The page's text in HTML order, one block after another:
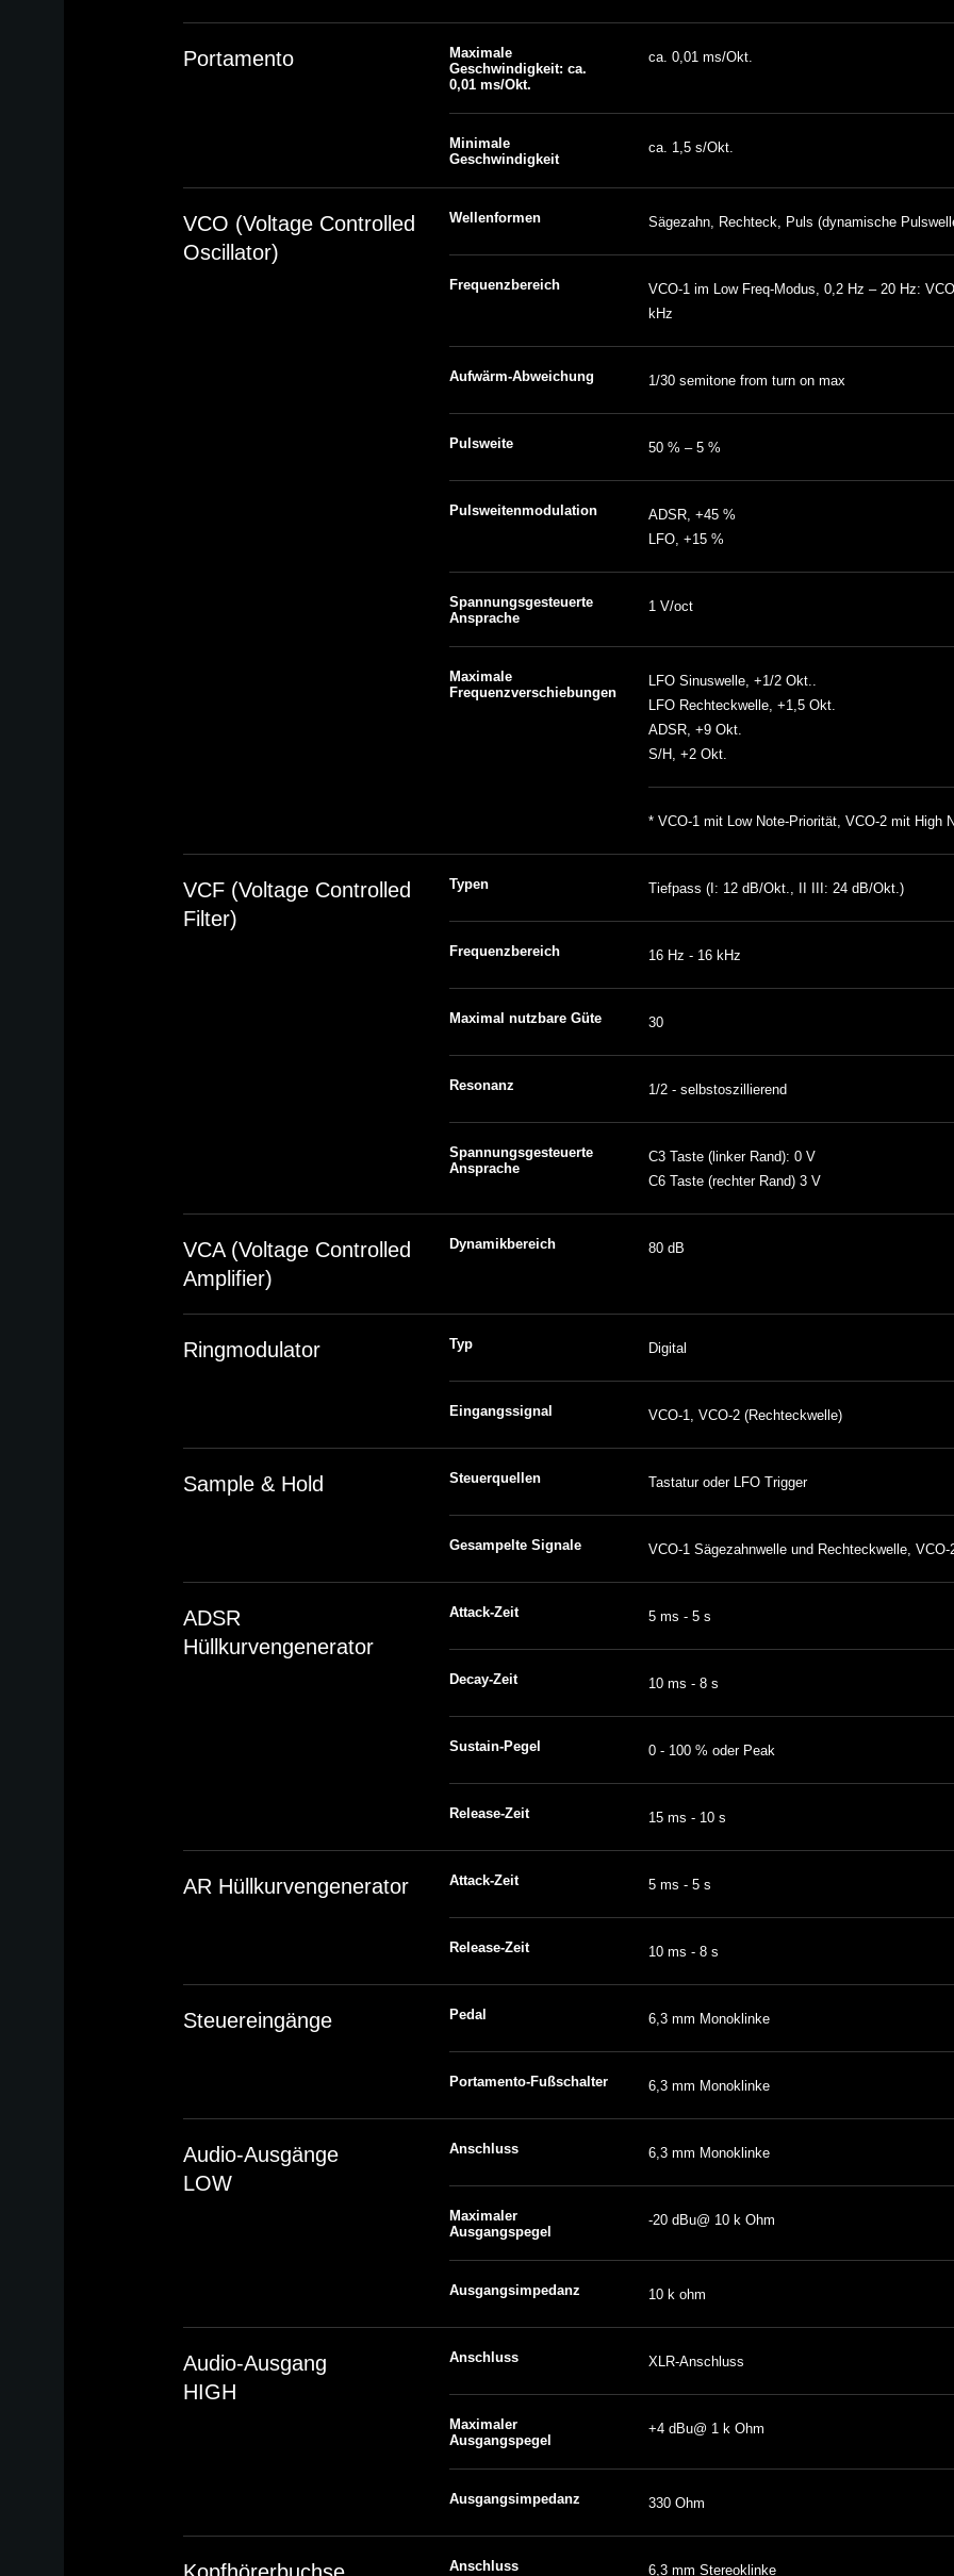
Portamento
Maximale
Geschwindigkeit: ca.
0,01 ms/Okt.
ca. 0,01 ms/Okt.
Minimale
Geschwindigkeit
ca. 1,5 s/Okt.
VCO (Voltage Controlled
Oscillator)
Wellenformen Sägezahn, Rechteck, Puls (dynamische
Frequenzbereich
VCO-1 im Low Freq-Modus, 0,2 Hz – 20 Hz:
kHz
Aufwärm-Abweichung 1/30 semitone from turn on max
Pulsweite 50 % – 5 %
Pulsweitenmodulation
ADSR, +45 %
LFO, +15 %
Spannungsgesteuerte
Ansprache
1 V/oct
Maximale
Frequenzverschiebungen
LFO Sinuswelle, +1/2 Okt..
LFO Rechteckwelle, +1,5 Okt.
ADSR, +9 Okt.
S/H, +2 Okt.
* VCO-1 mit Low Note-Priorität, VCO-2 mit High
VCF (Voltage Controlled
Filter)
Typen Tiefpass (I: 12 dB/Okt., II III: 24 dB/Okt.)
Frequenzbereich 16 Hz - 16 kHz
Maximal nutzbare Güte 30
Resonanz 1/2 - selbstoszillierend
Spannungsgesteuerte
Ansprache
C3 Taste (linker Rand): 0 V
C6 Taste (rechter Rand) 3 V
VCA (Voltage Controlled
Amplifier)
Dynamikbereich 80 dB
Ringmodulator Typ Digital
Eingangssignal VCO-1, VCO-2 (Rechteckwelle)
Sample & Hold Steuerquellen Tastatur oder LFO Trigger
Gesampelte Signale VCO-1 Sägezahnwelle und Rechteckwelle,
ADSR
Hüllkurvengenerator
Attack-Zeit 5 ms - 5 s
Decay-Zeit 10 ms - 8 s
Sustain-Pegel 0 - 100 % oder Peak
Release-Zeit 15 ms - 10 s
AR Hüllkurvengenerator Attack-Zeit 5 ms - 5 s
Release-Zeit 10 ms - 8 s
Steuereingänge Pedal 6,3 mm Monoklinke
Portamento-Fußschalter 6,3 mm Monoklinke
Audio-Ausgänge
LOW
Anschluss 6,3 mm Monoklinke
Maximaler
Ausgangspegel
-20 dBu@ 10 k Ohm
Ausgangsimpedanz 10 k ohm
Audio-Ausgang
HIGH
Anschluss XLR-Anschluss
Maximaler
Ausgangspegel
+4 dBu@ 1 k Ohm
Ausgangsimpedanz 330 Ohm
Anschluss 6,3 mm Stereoklinke